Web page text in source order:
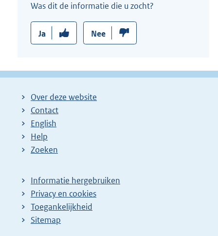
Was dit de informatie die u zocht?
Ja Nee
Over deze website
Contact
English
Help
Zoeken
Informatie hergebruiken
Privacy en cookies
Toegankelijkheid
Sitemap